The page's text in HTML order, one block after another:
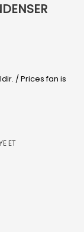
/ Prices fan is
ET